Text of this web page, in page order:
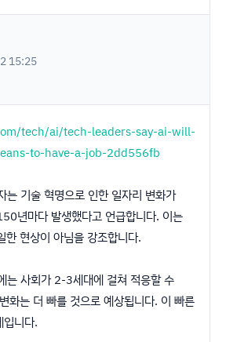
15:25
tech/ai/tech-leaders-say-ai-will-
to-have-a-job-2dd556fb
는 기술 혁명으로 인한 일자리 변화가
년마다 발생했다고 언급합니다. 이는
현상이 아님을 강조합니다.
는 사회가 2-3세대에 걸쳐 적응할 수
화는 더 빠를 것으로 예상됩니다. 이 빠른
니다.